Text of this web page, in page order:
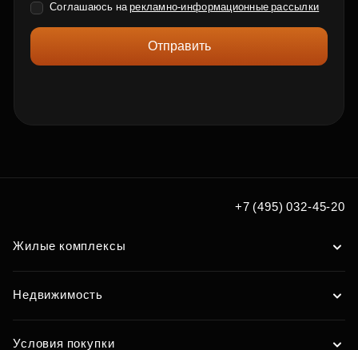
Соглашаюсь нарекламно-информационные рассылки
Отправить
+7 (495) 032-45-20
Жилые комплексы
Недвижимость
Условия покупки